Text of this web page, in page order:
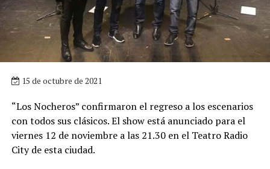
15 de octubre de 2021
“Los Nocheros” confirmaron el regreso a los escenarios
con todos sus clásicos. El show está anunciado para el
viernes 12 de noviembre a las 21.30 en el Teatro Radio
City de esta ciudad.